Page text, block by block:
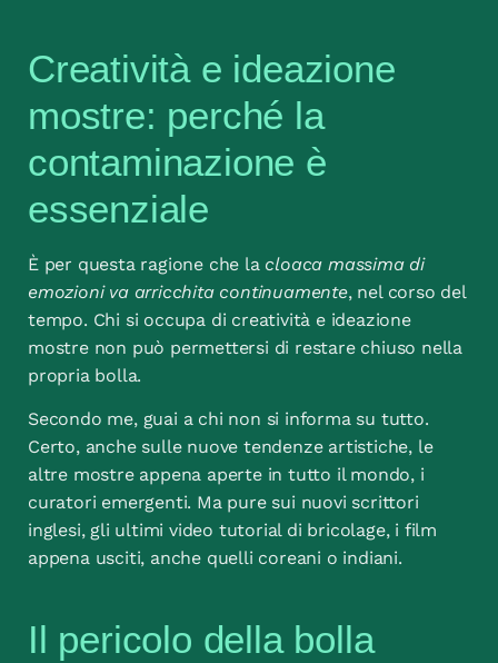
Creatività e ideazione
mostre: perché la
contaminazione è
essenziale
È per questa ragione che la cloaca massima di
emozioni va arricchita continuamente, nel corso del
tempo. Chi si occupa di creatività e ideazione
mostre non può permettersi di restare chiuso nella
propria bolla.
Secondo me, guai a chi non si informa su tutto.
Certo, anche sulle nuove tendenze artistiche, le
altre mostre appena aperte in tutto il mondo, i
curatori emergenti. Ma pure sui nuovi scrittori
inglesi, gli ultimi video tutorial di bricolage, i film
appena usciti, anche quelli coreani o indiani.
Il pericolo della bolla